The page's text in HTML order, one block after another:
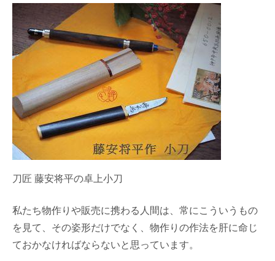
刀匠 藤安将平の卓上小刀
私たち物作りや販売に携わる人間は、常にこういうもの
を見て、その姿形だけでなく、物作りの作法を肝に命じ
ておかなければならないと思っています。